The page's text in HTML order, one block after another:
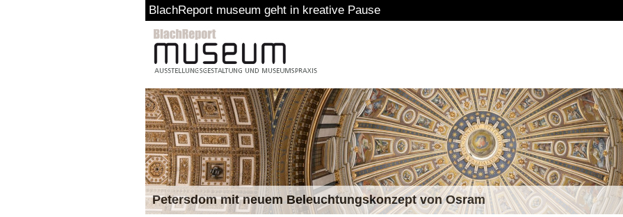
BlachReport museum geht in kreative Pause
Petersdom mit neuem Beleuchtungskonzept von Osram